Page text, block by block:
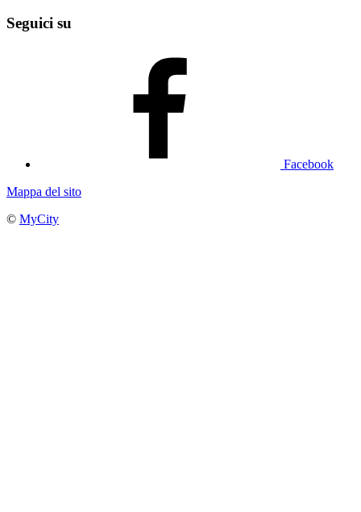
Seguici su
Facebook
Mappa del sito
© MyCity